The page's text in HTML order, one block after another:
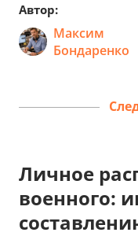
Автор:
Максим
Бондаренко
Личное
военного: